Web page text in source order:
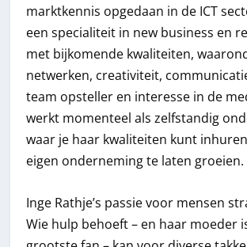
marktkennis opgedaan in de ICT
een specialiteit in new business en
met bijkomende kwaliteiten,
netwerken, creativiteit,
team opsteller en interesse in de
werkt momenteel als zelfstandig
waar je haar kwaliteiten kunt
eigen onderneming te laten groeien.
Inge Rathje’s passie voor mensen
Wie hulp behoeft – en haar moeder